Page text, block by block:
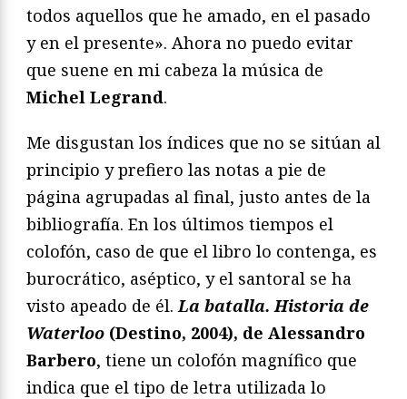
todos aquellos que he amado, en el pasado
y en el presente». Ahora no puedo evitar
que suene en mi cabeza la música de
Michel Legrand.
Me disgustan los índices que no se sitúan al
principio y prefiero las notas a pie de
página agrupadas al final, justo antes de la
bibliografía. En los últimos tiempos el
colofón, caso de que el libro lo contenga, es
burocrático, aséptico, y el santoral se ha
visto apeado de él. La batalla. Historia de
Waterloo (Destino, 2004), de Alessandro
Barbero, tiene un colofón magnífico que
indica que el tipo de letra utilizada lo